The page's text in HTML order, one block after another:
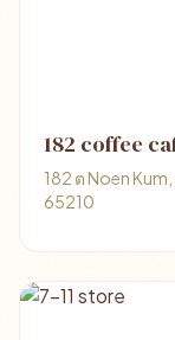
182 coffee
182 ต Noen
65210